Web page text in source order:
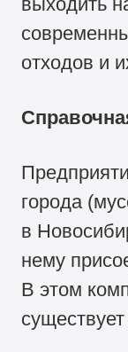
отходов и
города
в
нему
В этом